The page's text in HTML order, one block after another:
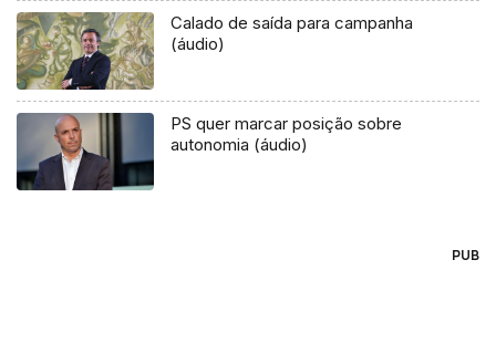
Calado de saída para campanha
(áudio)
PS quer marcar posição sobre
autonomia (áudio)
PUB